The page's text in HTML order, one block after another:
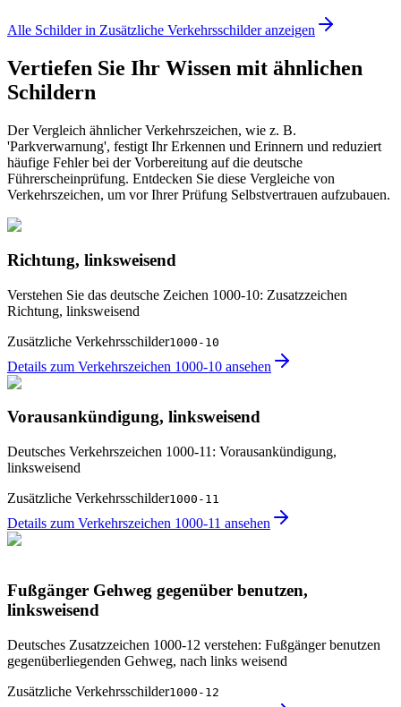
Alle Schilder in Zusätzliche Verkehrsschilder anzeigen
Vertiefen Sie Ihr Wissen mit ähnlichen
Schildern
Der Vergleich ähnlicher Verkehrszeichen, wie z. B.
'Parkverwarnung', festigt Ihr Erkennen und Erinnern und reduziert
häufige Fehler bei der Vorbereitung auf die deutsche
Führerscheinprüfung. Entdecken Sie diese Vergleiche von
Verkehrszeichen, um vor Ihrer Prüfung Selbstvertrauen aufzubauen.
Richtung, linksweisend
Verstehen Sie das deutsche Zeichen 1000-10: Zusatzzeichen
Richtung, linksweisend
Zusätzliche Verkehrsschilder1000-10
Details zum Verkehrszeichen 1000-10 ansehen
Vorausankündigung, linksweisend
Deutsches Verkehrszeichen 1000-11: Vorausankündigung,
linksweisend
Zusätzliche Verkehrsschilder1000-11
Details zum Verkehrszeichen 1000-11 ansehen
Fußgänger Gehweg gegenüber benutzen,
linksweisend
Deutsches Zusatzzeichen 1000-12 verstehen: Fußgänger benutzen
gegenüberliegenden Gehweg, nach links weisend
Zusätzliche Verkehrsschilder1000-12